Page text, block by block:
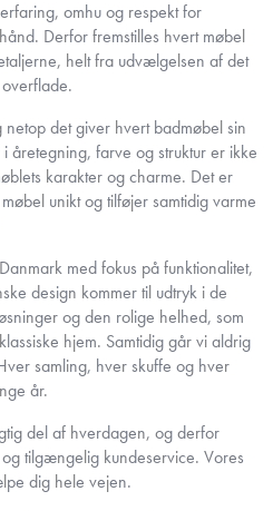
omhu og respekt for
Derfor fremstilles hvert møbel
helt fra udvælgelsen af det
det giver hvert badmøbel sin
åretegning, farve og struktur er ikke
karakter og charme. Det er
unikt og tilføjer samtidig varme
med fokus på funktionalitet,
design kommer til udtryk i de
og den rolige helhed, som
hjem. Samtidig går vi aldrig
samling, hver skuffe og hver
år.
del af hverdagen, og derfor
tilgængelig kundeservice. Vores
dig hele vejen.